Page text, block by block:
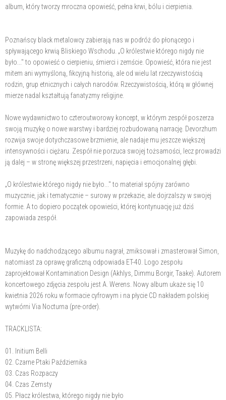
album, który tworzy mroczna opowieść, pełna krwi, bólu i cierpienia.
Poznańscy black metalowcy zabierają nas w podróż do płonącego i
spływającego krwią Bliskiego Wschodu. „O królestwie którego nigdy nie
było..." to opowieść o cierpieniu, śmierci i zemście. Opowieść, która nie jest
mitem ani wymyśloną, fikcyjną historią, ale od wielu lat rzeczywistością
rodzin, grup etnicznych i całych narodów. Rzeczywistością, którą w głównej
mierze nadal kształtują fanatyzmy religijne.
Nowe wydawnictwo to czteroutworowy koncept, w którym zespół poszerza
swoją muzykę o nowe warstwy i bardziej rozbudowaną narrację. Devorzhum
rozwija swoje dotychczasowe brzmienie, ale nadaje mu jeszcze większej
intensywności i ciężaru. Zespół nie porzuca swojej tożsamości, lecz prowadzi
ją dalej – w stronę większej przestrzeni, napięcia i emocjonalnej głębi.
„O królestwie którego nigdy nie było..." to materiał spójny zarówno
muzycznie, jak i tematycznie – surowy w przekazie, ale dojrzalszy w swojej
formie. A to dopiero początek opowieści, której kontynuację już dziś
zapowiada zespół.
Muzykę do nadchodzącego albumu nagrał, zmiksował i zmasterował Simon,
natomiast za oprawę graficzną odpowiada ET-40. Logo zespołu
zaprojektował Kontamination Design (Akhlys, Dimmu Borgir, Taake). Autorem
koncertowego zdjęcia zespołu jest A. Werens. Nowy album ukaże się 10
kwietnia 2026 roku w formacie cyfrowym i na płycie CD nakładem polskiej
wytwórni Via Nocturna (pre-order).
TRACKLISTA:
01. Initium Belli
02. Czarne Ptaki Października
03. Czas Rozpaczy
04. Czas Zemsty
05. Płacz królestwa, którego nigdy nie było